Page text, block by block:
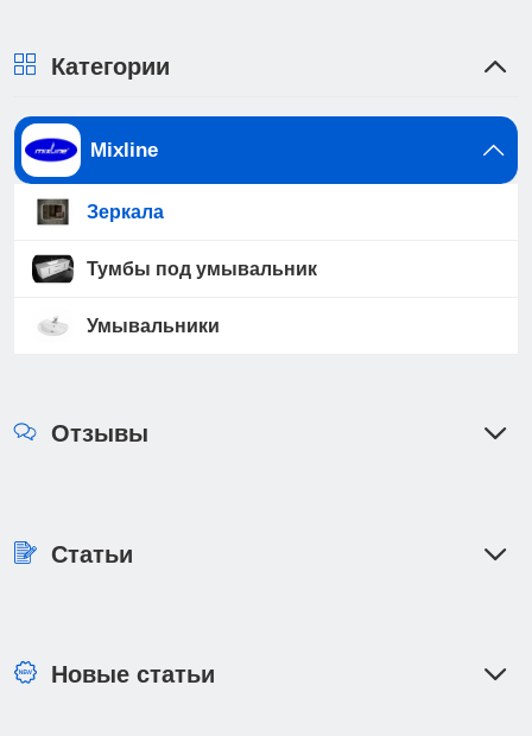
Категории
Mixline
Зеркала
Тумбы под умывальник
Умывальники
Отзывы
Статьи
Новые статьи